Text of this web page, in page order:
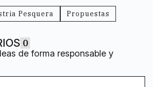
Pesquera Propuestas
0
de forma responsable y